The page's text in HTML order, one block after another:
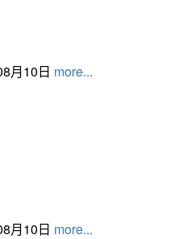
月10日 more...
月10日 more...